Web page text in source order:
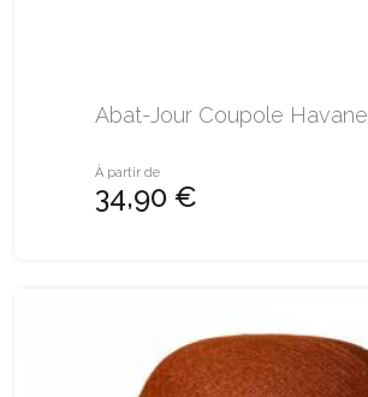
Abat-Jour Coupole Havane
À partir de
34,90 €